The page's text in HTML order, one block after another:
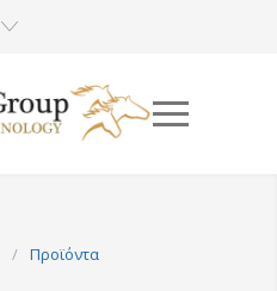
/ Προϊόντα